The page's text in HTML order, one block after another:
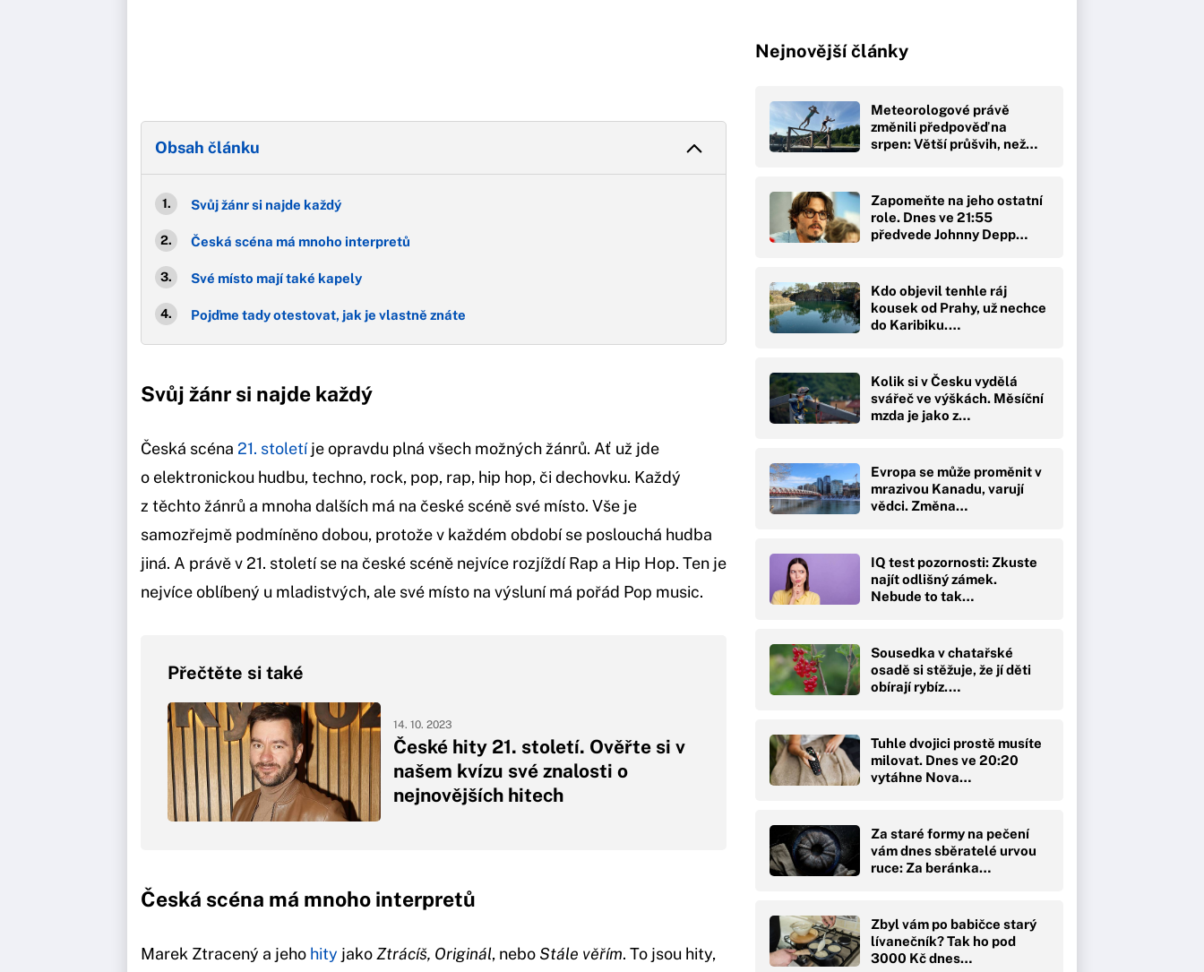
Obsah článku
Svůj žánr si najde každý
Česká scéna má mnoho interpretů
Své místo mají také kapely
Pojďme tady otestovat, jak je vlastně znáte
Svůj žánr si najde každý
Česká scéna 21. stoletíje opravdu plná všech možných žánrů. Ať už jde
o elektronickou hudbu, techno, rock, pop, rap, hip hop, či dechovku. Každý
z těchto žánrů a mnoha dalších má na české scéně své místo. Vše je
samozřejmě podmíněno dobou, protože v každém období se poslouchá hudba
jiná. A právě v 21. století se na české scéně nejvíce rozjíždí Rap a Hip Hop. Ten je
nejvíce oblíbený u mladistvých, ale své místo na výsluní má pořád Pop music.
Přečtěte si také
České hity 21. století. Ověřte si v
našem kvízu své znalosti o
nejnovějších hitech
14. 10. 2023
Česká scéna má mnoho interpretů
Marek Ztracený a jeho hity jakoZtrácíš, Originál, nebo Stále věřím. To jsou hity,
Nejnovější články
Meteorologové právě
změnili předpověď na
srpen: Větší průšvih, než…
Zapomeňte na jeho ostatní
role. Dnes ve 21:55
předvede Johnny Depp…
Kdo objevil tenhle ráj
kousek od Prahy, už nechce
do Karibiku.…
Kolik si v Česku vydělá
svářeč ve výškách. Měsíční
mzda je jako z…
Evropa se může proměnit v
mrazivou Kanadu, varují
vědci. Změna…
IQ test pozornosti: Zkuste
najít odlišný zámek.
Nebude to tak…
Sousedka v chatařské
osadě si stěžuje, že jí děti
obírají rybíz.…
Tuhle dvojici prostě musíte
milovat. Dnes ve 20:20
vytáhne Nova…
Za staré formy na pečení
vám dnes sběratelé urvou
ruce: Za beránka…
Zbyl vám po babičce starý
lívanečník? Tak ho pod
3000 Kč dnes…